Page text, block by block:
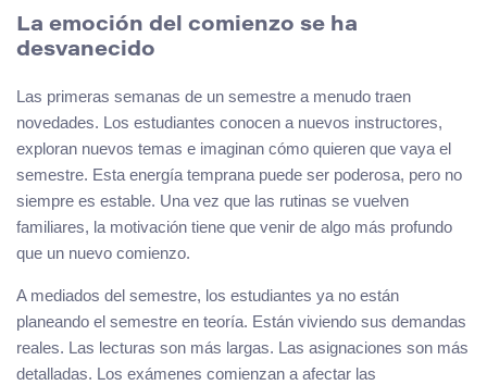
La emoción del comienzo se ha
desvanecido
Las primeras semanas de un semestre a menudo traen
novedades. Los estudiantes conocen a nuevos instructores,
exploran nuevos temas e imaginan cómo quieren que vaya el
semestre. Esta energía temprana puede ser poderosa, pero no
siempre es estable. Una vez que las rutinas se vuelven
familiares, la motivación tiene que venir de algo más profundo
que un nuevo comienzo.
A mediados del semestre, los estudiantes ya no están
planeando el semestre en teoría. Están viviendo sus demandas
reales. Las lecturas son más largas. Las asignaciones son más
detalladas. Los exámenes comienzan a afectar las